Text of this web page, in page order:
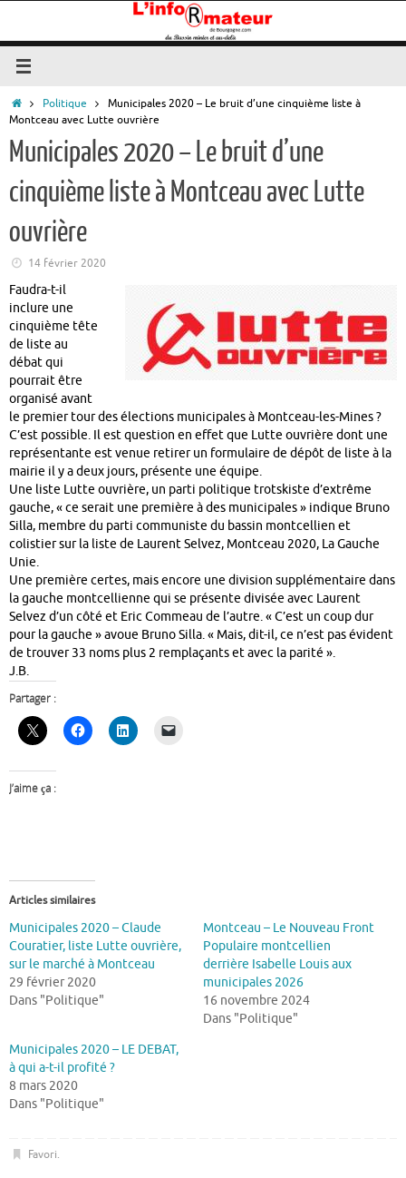
contenu
AccueilPolitique
Municipales 2020 – Le bruit d’une cinquième liste à
Montceau avec Lutte ouvrière
Municipales 2020 – Le bruit d’une
cinquième liste à Montceau avec Lutte
ouvrière
14 février 2020
Faudra-t-il
inclure une
cinquième tête
de liste au
débat qui
pourrait être
organisé avant
le premier tour des élections municipales à Montceau-les-Mines ?
C’est possible. Il est question en effet que Lutte ouvrière dont une
représentante est venue retirer un formulaire de dépôt de liste à la
mairie il y a deux jours, présente une équipe.
Une liste Lutte ouvrière, un parti politique trotskiste d’extrême
gauche, « ce serait une première à des municipales » indique Bruno
Silla, membre du parti communiste du bassin montcellien et
colistier sur la liste de Laurent Selvez, Montceau 2020, La Gauche
Unie.
Une première certes, mais encore une division supplémentaire dans
la gauche montcellienne qui se présente divisée avec Laurent
Selvez d’un côté et Eric Commeau de l’autre. « C’est un coup dur
pour la gauche » avoue Bruno Silla. « Mais, dit-il, ce n’est pas évident
de trouver 33 noms plus 2 remplaçants et avec la parité ».
J.B.
Partager :
J’aime ça :
Articles similaires
Municipales 2020 – Claude
Couratier, liste Lutte ouvrière,
sur le marché à Montceau
29 février 2020
Dans "Politique"
Montceau – Le Nouveau Front
Populaire montcellien
derrière Isabelle Louis aux
municipales 2026
16 novembre 2024
Dans "Politique"
Municipales 2020 – LE DEBAT,
à qui a-t-il profité ?
8 mars 2020
Dans "Politique"
Favori.